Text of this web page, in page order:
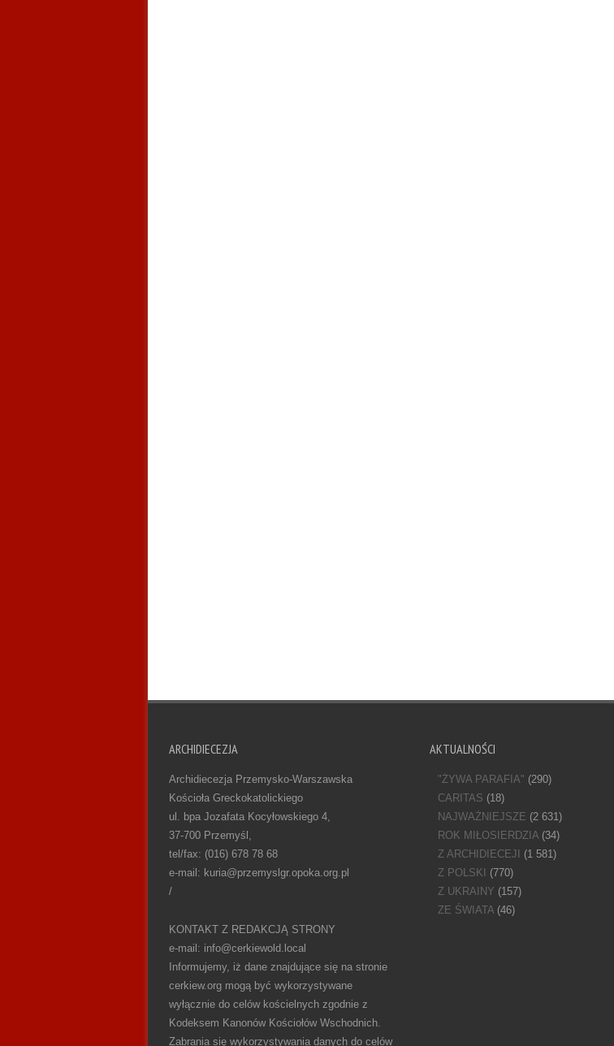
ARCHIDIECEZJA
Archidiecezja Przemysko-Warszawska
Kościoła Greckokatolickiego
ul. bpa Jozafata Kocyłowskiego 4,
37-700 Przemyśl,
tel/fax: (016) 678 78 68
e-mail: kuria@przemyslgr.opoka.org.pl
/
KONTAKT Z REDAKCJĄ STRONY
e-mail: info@cerkiewold.local
Informujemy, iż dane znajdujące się na stronie
cerkiew.org mogą być wykorzystywane
wyłącznie do celów kościelnych zgodnie z
Kodeksem Kanonów Kościołów Wschodnich.
Zabrania się wykorzystywania danych do celów
AKTUALNOŚCI
"ŻYWA PARAFIA" (290)
CARITAS (18)
NAJWAŻNIEJSZE (2 631)
ROK MIŁOSIERDZIA(34)
Z ARCHIDIECEJI
(1 581)
Z POLSKI
(770)
Z UKRAINY (157)
ZE ŚWIATA(46)